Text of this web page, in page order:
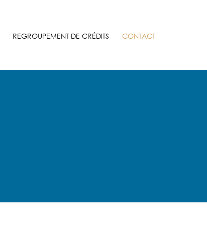
REGROUPEMENT DE CRÉDITS CONTACT